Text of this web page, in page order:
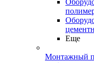
Еще
Монтажный